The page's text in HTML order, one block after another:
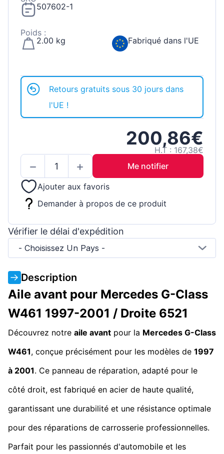
507602-1
Poids :
2.00 kg
Fabriqué dans l'UE
Retours gratuits sous 30 jours dans
l'UE !
200,86€
H.T : 167,38€
Me notifier
Ajouter aux favoris
Demander à propos de ce produit
Vérifier le délai d'expédition
- Choisissez Un Pays -
Description
Aile avant pour Mercedes G-Class
W461 1997-2001 / Droite 6521
Découvrez notre aile avant pour la Mercedes G-Class
W461, conçue précisément pour les modèles de 1997
à 2001. Ce panneau de réparation, adapté pour le
côté droit, est fabriqué en acier de haute qualité,
garantissant une durabilité et une résistance optimale
pour des réparations de carrosserie professionnelles.
Parfait pour les passionnés d'automobile et les